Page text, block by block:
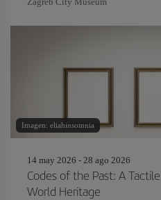
Imagen: eliahinsomnia
14 may 2026 - 28 ago 2026
Codes of the Past: A
World Heritage